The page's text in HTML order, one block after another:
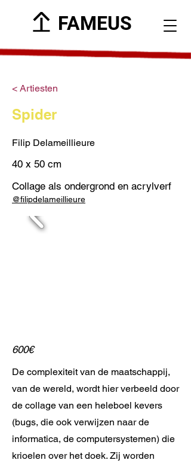
FAMEUS
< Artiesten
Spider
Filip Delameillieure
40 x 50 cm
Collage als ondergrond en acrylverf
@filipdelameillieure
600€
De complexiteit van de maatschappij,
van de wereld, wordt hier verbeeld door
de collage van een heleboel kevers
(bugs, die ook verwijzen naar de
informatica, de computersystemen) die
krioelen over het doek. Zij worden